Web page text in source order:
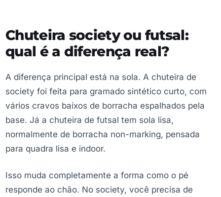
Chuteira society ou futsal:
qual é a diferença real?
A diferença principal está na sola. A chuteira de
society foi feita para gramado sintético curto, com
vários cravos baixos de borracha espalhados pela
base. Já a chuteira de futsal tem sola lisa,
normalmente de borracha non-marking, pensada
para quadra lisa e indoor.
Isso muda completamente a forma como o pé
responde ao chão. No society, você precisa de